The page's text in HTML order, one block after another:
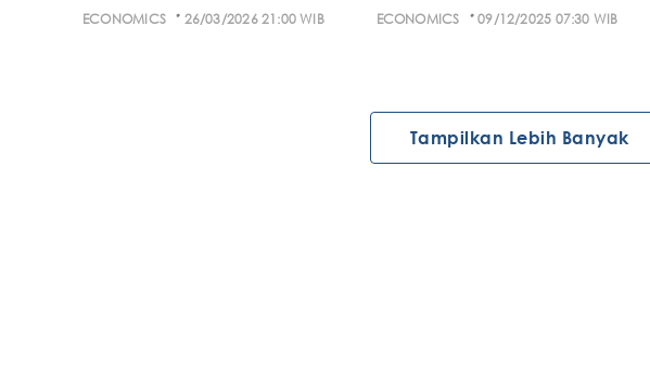
ECONOMICS · 26/03/2026 21:00 WIB ECONOMICS · 09/12/2025 07:30 WIB
Tampilkan Lebih Banyak